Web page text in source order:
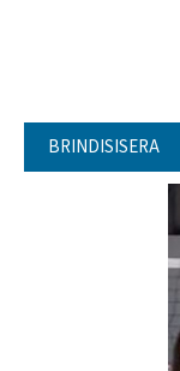
BRINDISISERA